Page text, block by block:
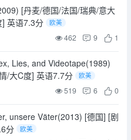
[丹麦/德国/法国/瑞典/意大
英语7.3分
欧美
462 9 1
Lies, and Videotape(1989)
/大C度] 英语7.7分
欧美
519 6 0
unsere Väter(2013) [德国] [剧
分
欧美